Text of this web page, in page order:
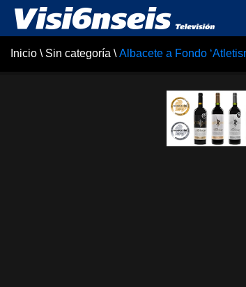
Inicio \ Sin categoría \ Albacete a Fondo